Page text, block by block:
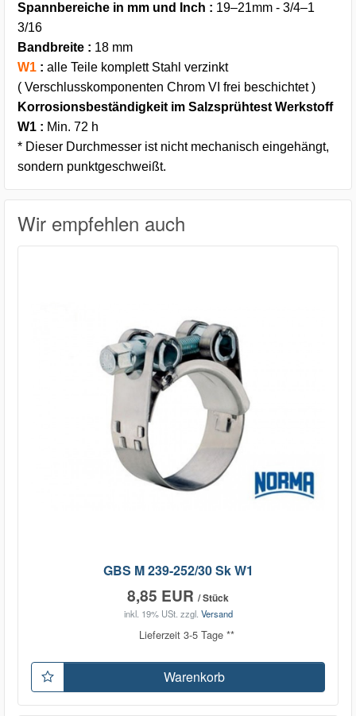
Spannbereiche in mm und Inch : 19–21mm - 3/4–1
3/16
Bandbreite : 18 mm
W1 : alle Teile komplett Stahl verzinkt
( Verschlusskomponenten Chrom VI frei beschichtet )
Korrosionsbeständigkeit im Salzsprühtest Werkstoff
W1 : Min. 72 h
* Dieser Durchmesser ist nicht mechanisch eingehängt,
sondern punktgeschweißt.
Wir empfehlen auch
GBS M 239-252/30 Sk W1
8,85 EUR / Stück
inkl. 19% USt. zzgl. Versand
Lieferzeit 3-5 Tage **
Warenkorb